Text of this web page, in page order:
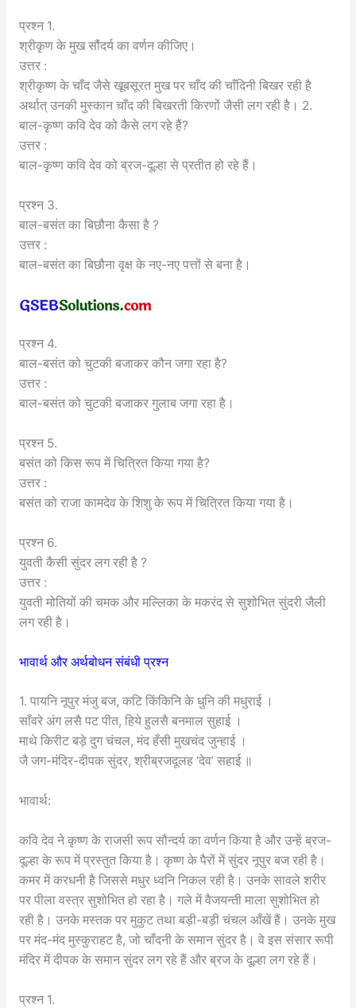
प्रश्न 1.
श्रीकृण के मुख सौंदर्य का वर्णन कीजिए।
उत्तर :
श्रीकृष्ण के चाँद जैसे खूबसूरत मुख पर चाँद की चाँदिनी बिखर रही है
अर्थात् उनकी मुस्कान चाँद की बिखरती किरणों जैसी लग रही है। 2.
बाल-कृष्ण कवि देव को कैसे लग रहे हैं?
उत्तर :
बाल-कृष्ण कवि देव को ब्रज-दूल्हा से प्रतीत हो रहे हैं।
प्रश्न 3.
बाल-बसंत का बिछौना कैसा है ?
उत्तर :
बाल-बसंत का बिछौना वृक्ष के नए-नए पत्तों से बना है।
प्रश्न 4.
बाल-बसंत को चुटकी बजाकर कौन जगा रहा है?
उत्तर :
बाल-बसंत को चुटकी बजाकर गुलाब जगा रहा है।
प्रश्न 5.
बसंत को किस रूप में चित्रित किया गया है?
उत्तर :
बसंत को राजा कामदेव के शिशु के रूप में चित्रित किया गया है।
प्रश्न 6.
युवती कैसी सुंदर लग रही है ?
उत्तर :
युवती मोतियों की चमक और मल्लिका के मकरंद से सुशोभित सुंदरी जैली
लग रही है।
भावार्थ और अर्थबोधन संबंधी प्रश्न
1. पायनि नूपुर मंजु बज, कटि किंकिनि के धुनि की मधुराई ।
साँवरे अंग लसै पट पीत, हिये हुलसै बनमाल सुहाई ।
माथे किरीट बड़े दुग चंचल, मंद हँसी मुखचंद जुन्हाई ।
जै जग-मंदिर-दीपक सुंदर, श्रीब्रजदूलह ‘देव’ सहाई ॥
भावार्थ:
कवि देव ने कृष्ण के राजसी रूप सौन्दर्य का वर्णन किया है और उन्हें ब्रज-
दूल्हा के रूप में प्रस्तुत किया है। कृष्ण के पैरों में सुंदर नूपुर बज रही है।
कमर में करधनी है जिससे मधुर ध्वनि निकल रही है। उनके सावले शरीर
पर पीला वस्त्र सुशोभित हो रहा है। गले में वैजयन्ती माला सुशोभित हो
रही है। उनके मस्तक पर मुकुट तथा बड़ी-बड़ी चंचल आँखें हैं। उनके मुख
पर मंद-मंद मुस्कुराहट है, जो चाँदनी के समान सुंदर है। वे इस संसार रूपी
मंदिर में दीपक के समान सुंदर लग रहे हैं और ब्रज के दूल्हा लग रहे हैं।
प्रश्न 1.